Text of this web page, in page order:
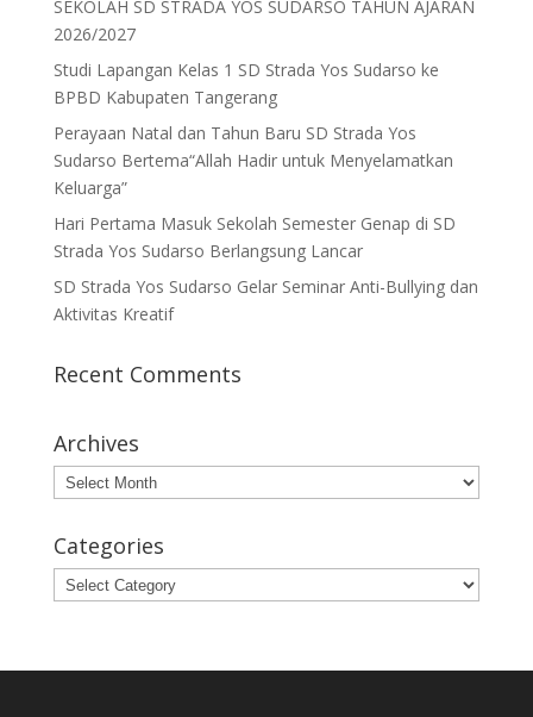
SEKOLAH SD STRADA YOS SUDARSO TAHUN AJARAN
2026/2027
Studi Lapangan Kelas 1 SD Strada Yos Sudarso ke
BPBD Kabupaten Tangerang
Perayaan Natal dan Tahun Baru SD Strada Yos
Sudarso Bertema“Allah Hadir untuk Menyelamatkan
Keluarga”
Hari Pertama Masuk Sekolah Semester Genap di SD
Strada Yos Sudarso Berlangsung Lancar
SD Strada Yos Sudarso Gelar Seminar Anti-Bullying dan
Aktivitas Kreatif
Recent Comments
Archives
Archives
Categories
Categories